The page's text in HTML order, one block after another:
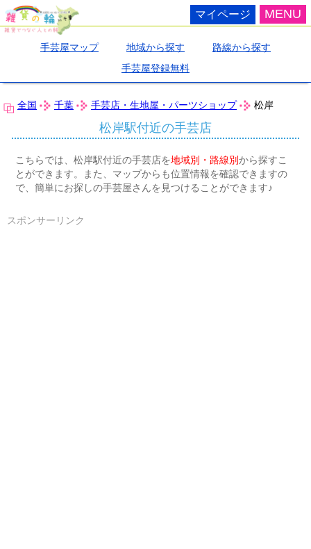
MENU
マイページ
手芸屋マップ 地域から探す
路線から探す
手芸屋登録無料
全国 千葉 手芸店・生地屋・パーツショップ 松岸
松岸駅付近の手芸店
こちらでは、松岸駅付近の手芸店を地域別・路線別から探すこ
とができます。また、マップからも位置情報を確認できますの
で、簡単にお探しの手芸屋さんを見つけることができます♪
スポンサーリンク